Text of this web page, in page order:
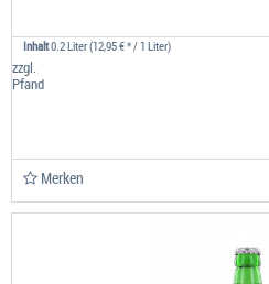
Inhalt0.2 Liter(12,95 € * / 1 Liter)
zzgl.
Pfand
Merken